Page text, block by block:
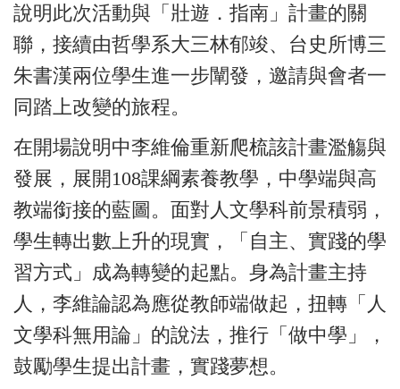
說明此次活動與「壯遊．指南」計畫的關
聯，接續由哲學系大三林郁竣、台史所博三
朱書漢兩位學生進一步闡發，邀請與會者一
同踏上改變的旅程。
在開場說明中李維倫重新爬梳該計畫濫觴與
發展，展開108課綱素養教學，中學端與高
教端銜接的藍圖。面對人文學科前景積弱，
學生轉出數上升的現實，「自主、實踐的學
習方式」成為轉變的起點。身為計畫主持
人，李維論認為應從教師端做起，扭轉「人
文學科無用論」的說法，推行「做中學」，
鼓勵學生提出計畫，實踐夢想。